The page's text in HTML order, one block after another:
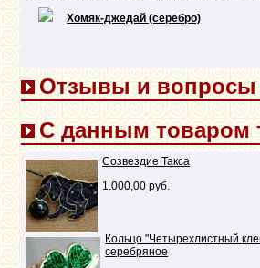
Хомяк-джедай (серебро)
Отзывы и вопросы
С данным товаром
Созвездие Такса
1.000,00 руб.
Кольцо "Четырехлистный
серебряное